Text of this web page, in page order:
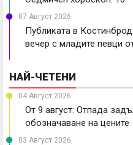
07 Август 2026
Публиката в
вечер с младите певци
НАЙ-ЧЕТЕНИ
04 Август 2026
От 9 август: Отпада
обозначаване на цените
03 Август 2026